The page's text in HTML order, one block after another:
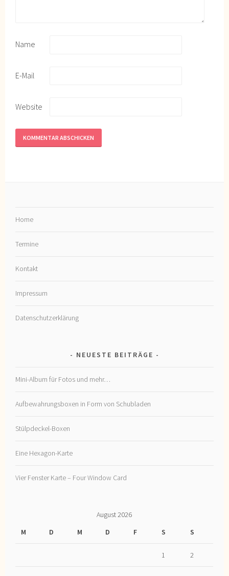
Name
E-Mail
Website
Home
Termine
Kontakt
Impressum
Datenschutzerklärung
NEUESTE BEITRÄGE
Mini-Album für Fotos und mehr…
Aufbewahrungsboxen in Form von Schubladen
Stülpdeckel-Boxen
Eine Hexagon-Karte
Vier Fenster Karte – Four Window Card
August 2026
M
D M D F S S
1 2